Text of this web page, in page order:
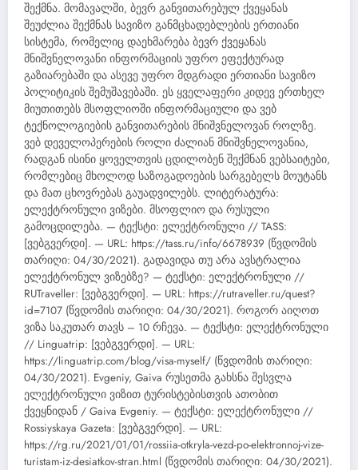
შექმნა. მომავალში, ბევრ განვითარებულ ქვეყანას
შეუძლია შექმნას სავიზო განმცხადებლების ერთიანი
სისტემა, რომელიც დაეხმარება ბევრ ქვეყანას
მნიშვნელოვანი ინფორმაციის უფრო ეფექტურად
გაზიარებაში და ასევე უფრო მდგრადი ერთიანი სავიზო
პოლიტიკის შემუშავებაში. ეს ყველაფერი კიდევ ერთხელ
მიუთითებს მსოფლიოში ინფორმაციული და ვებ
ტექნოლოგიების განვითარების მნიშვნელოვან როლზე.
ვებ დეველოპერების როლი ძალიან მნიშვნელოვანია,
რადგან ისინი ყოველთვის ცდილობენ შექმნან ვებსაიტები,
რომლებიც მხოლოდ საზოგადოების სარგებელს მოუტანს
და მათ ცხოვრებას გაუადვილებს. ლიტერატურა:
ელექტრონული ვიზები. მსოფლიო და რუსული
გამოცდილება. — ტექსტი: ელექტრონული // TASS:
[ვებგვერდი]. — URL: https://tass.ru/info/6678939 (წვდომის
თარიღი: 04/30/2021). გადავიდა თუ არა ავსტრალია
ელექტრონულ ვიზებზე? — ტექსტი: ელექტრონული //
RUTraveller: [ვებგვერდი]. — URL: https://rutraveller.ru/quest?
id=7107 (წვდომის თარიღი: 04/30/2021). როგორ აიღოთ
ვიზა საკუთარ თავს – 10 რჩევა. — ტექსტი: ელექტრონული
// Linguatrip: [ვებგვერდი]. — URL:
https://linguatrip.com/blog/visa-myself/ (წვდომის თარიღი:
04/30/2021). Evgeniy, Gaiva რუსეთმა გახსნა შესვლა
ელექტრონული ვიზით ტურისტებისთვის ათობით
ქვეყნიდან / Gaiva Evgeniy. — ტექსტი: ელექტრონული //
Rossiyskaya Gazeta: [ვებგვერდი]. — URL:
https://rg.ru/2021/01/01/rossiia-otkryla-vezd-po-elektronnoj-vize-
turistam-iz-desiatkov-stran.html (წვდომის თარიღი: 04/30/2021).